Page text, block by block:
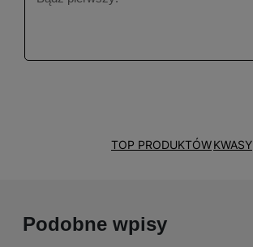
TOP PRODUKTÓWKWASY
Podobne wpisy